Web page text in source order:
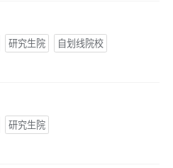
研究生院 自划线院校
研究生院